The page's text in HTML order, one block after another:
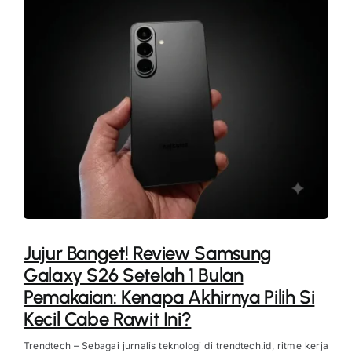
Jujur Banget! Review Samsung
Galaxy S26 Setelah 1 Bulan
Pemakaian: Kenapa Akhirnya Pilih Si
Kecil Cabe Rawit Ini?
Trendtech – Sebagai jurnalis teknologi di trendtech.id, ritme kerja